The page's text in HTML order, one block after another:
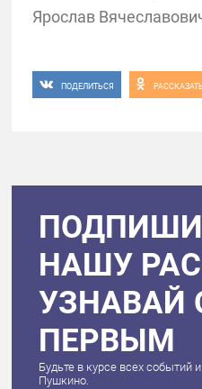
Ярослав
ПОДЕЛИТЬСЯ
НАШУ
УЗНАВАЙ
ПЕРВЫМ
Будьте в курсе всех событий
Пушкино.